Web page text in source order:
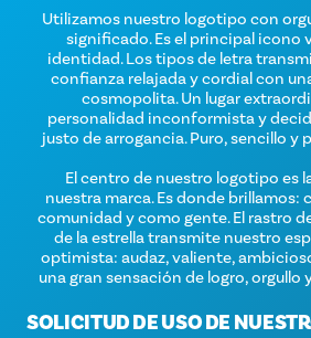
Utilizamos nuestro logotipo con
significado. Es el principal icono
identidad. Los tipos de letra
confianza relajada y cordial con
cosmopolita. Un lugar
personalidad inconformista y
justo de arrogancia. Puro, sencillo y
El centro de nuestro logotipo es
nuestra marca. Es donde brillamos:
comunidad y como gente. El rastro
de la estrella transmite nuestro
optimista: audaz, valiente,
una gran sensación de logro, orgullo
SOLICITUD DE USO DE